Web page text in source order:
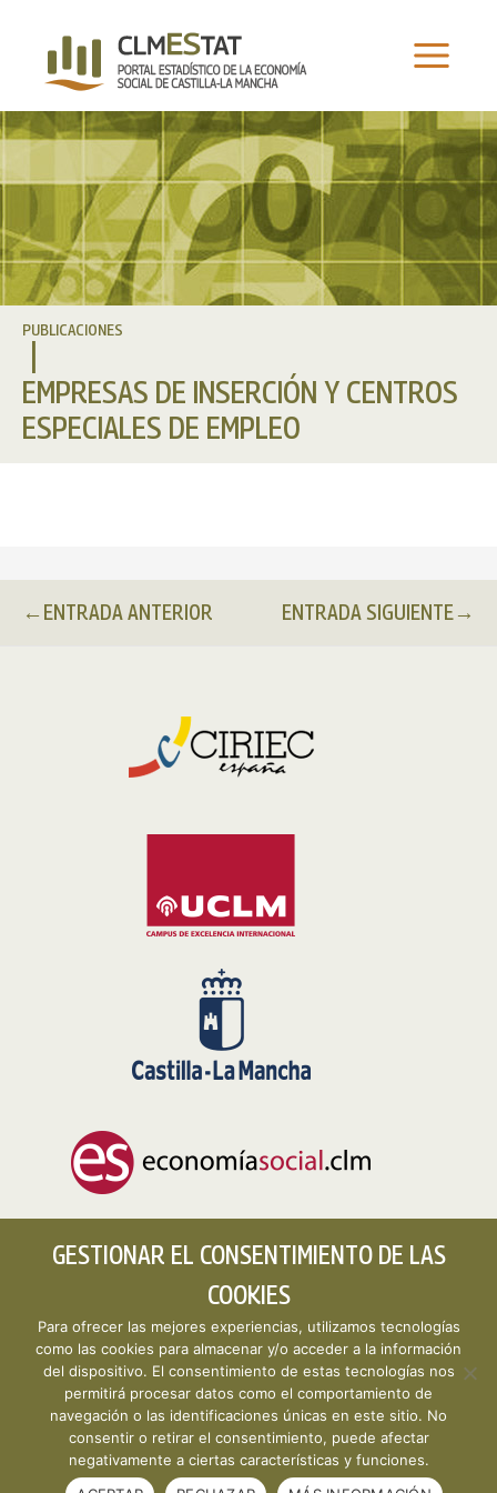
PUBLICACIONES
EMPRESAS DE INSERCIÓN Y CENTROS
ESPECIALES DE EMPLEO
← ENTRADA ANTERIOR ENTRADA SIGUIENTE→
Copyright © 2026 CLMESTAT :: Portal Estadístico de la
Economía Social de Castilla-La Mancha ·Aviso legal y
política de privacidad·Política de cookies · Desarrollo
web:Visualco
GESTIONAR EL CONSENTIMIENTO DE LAS
COOKIES
Para ofrecer las mejores experiencias, utilizamos tecnologías
como las cookies para almacenar y/o acceder a la información
del dispositivo. El consentimiento de estas tecnologías nos
permitirá procesar datos como el comportamiento de
navegación o las identificaciones únicas en este sitio. No
consentir o retirar el consentimiento, puede afectar
negativamente a ciertas características y funciones.